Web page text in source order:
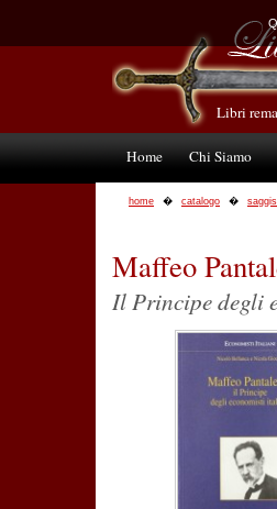
Libri
Home Chi Siamo
home catalogo
Maffeo
Il Principe degli